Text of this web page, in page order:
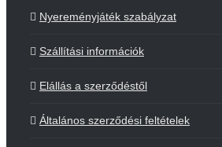
Nyereményjáték szabályzat
Szállítási információk
Elállás a szerződéstől
Általános szerződési feltételek